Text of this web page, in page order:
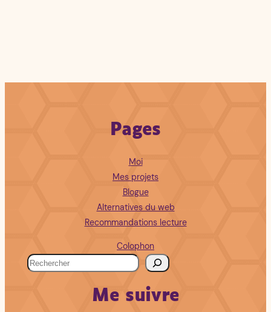
Pages
Moi
Mes projets
Blogue
Alternatives du web
Recommandations lecture
Colophon
R
Me suivre